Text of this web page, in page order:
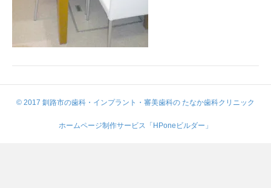
© 2017 釧路市の歯科・インプラント・審美歯科の たなか歯科クリニック
ホームページ制作サービス「HPoneビルダー」